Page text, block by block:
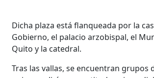
Dicha plaza está flanqueada por la
Gobierno, el palacio arzobispal, el
Quito y la catedral.
Tras las vallas, se encuentran grupos